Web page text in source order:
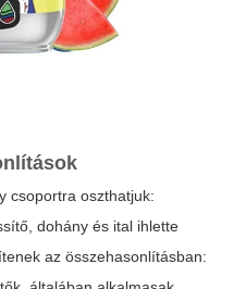
csoportra oszthatjuk:
dohány és ital ihlette
az összehasonlításban: